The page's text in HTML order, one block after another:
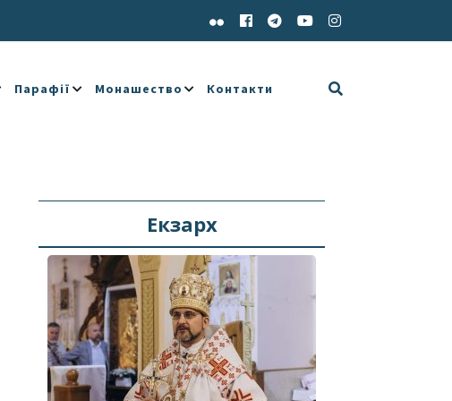
Парафії Монашество Контакти
Екзарх